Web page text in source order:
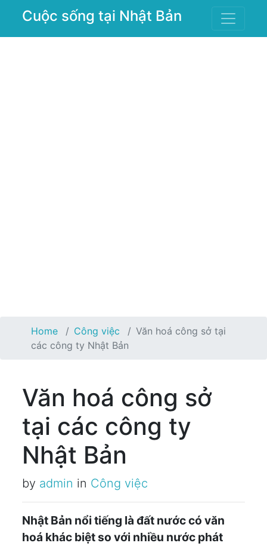
Cuộc sống tại Nhật Bản
Home Công việc
Văn hoá công sở tại
các công ty Nhật Bản
Văn hoá công sở
tại các công ty
Nhật Bản
by admin in Công việc
Nhật Bản nổi tiếng là đất nước có văn
hoá khác biệt so với nhiều nước phát